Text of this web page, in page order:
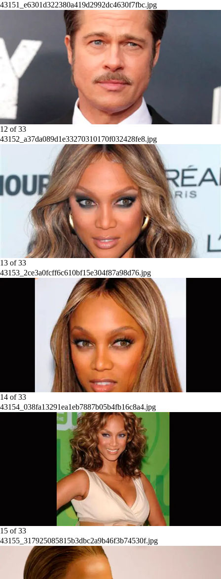
43151_e6301d322380a419d2992dc4630f7fbc.jpg
12 of33
43152_a37da089d1e33270310170f032428fe8.jpg
13 of33
43153_2ce3a0fcff6c610bf15e304f87a98d76.jpg
14 of33
43154_038fa13291ea1eb7887b05b4fb16c8a4.jpg
15 of33
43155_317925085815b3dbc2a9b46f3b74530f.jpg